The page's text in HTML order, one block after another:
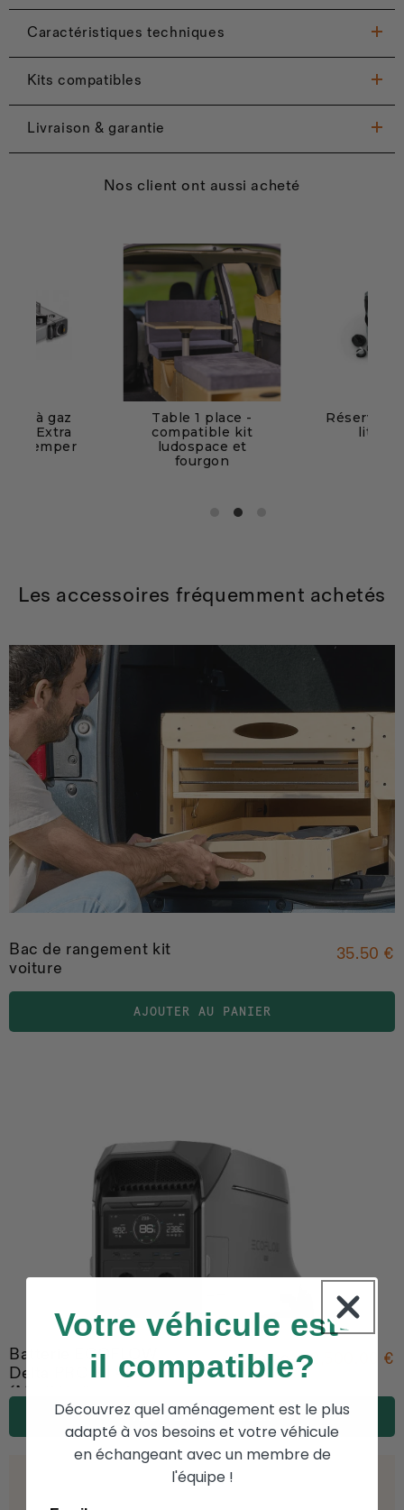
Caractéristiques techniques
Kits compatibles
Livraison & garantie
Nos client ont aussi acheté
à gaz
Extra
- Kemper
Table 1 place -
compatible kit
ludospace et
fourgon
Réserve
litres
Les accessoires fréquemment achetés
Bac de rangement kit
voiture
35.50 €
AJOUTER AU PANIER
Batterie ECOFLOW
Delta PRO 3 | 4096 Wh
(Modèle d'expo)
3,299.00 € 2,500.00 €
AJOUTER AU PANIER
Votre véhicule est-
il compatible?
Découvrez quel aménagement est le plus
adapté à vos besoins et votre véhicule
en échangeant avec un membre de
l'équipe !